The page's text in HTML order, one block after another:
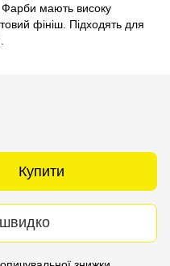
Фарби мають високу
фініш. Підходять для
Купити